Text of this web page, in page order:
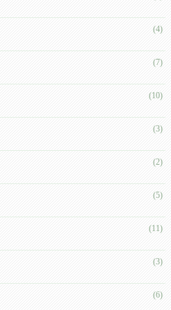
(4)
(7)
(10)
(3)
(2)
(5)
(11)
(3)
(6)